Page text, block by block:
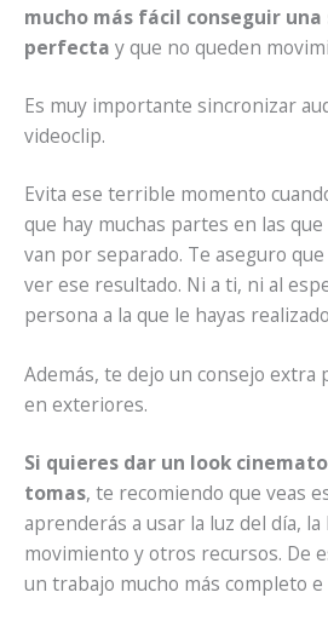
mucho más fácil conseguir
perfecta y que no queden
Es muy importante sincronizar
videoclip.
Evita ese terrible momento
que hay muchas partes en las
van por separado. Te aseguro
ver ese resultado. Ni a ti, ni al
persona a la que le hayas
Además, te dejo un consejo extra
en exteriores.
Si quieres dar un look
tomas, te recomiendo que veas
aprenderás a usar la luz del día,
movimiento y otros recursos. De
un trabajo mucho más completo